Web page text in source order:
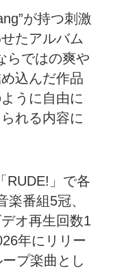
が持つ刺激
たアルバム
らではの爽や
込んだ作品
うに自由に
れる内容に
RUDE!」で各
番組5冠、
オ再生回数1
年にリリー
プ楽曲とし